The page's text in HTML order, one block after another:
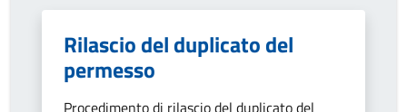
Rilascio del duplicato del
permesso
Procedimento di rilascio del duplicato del